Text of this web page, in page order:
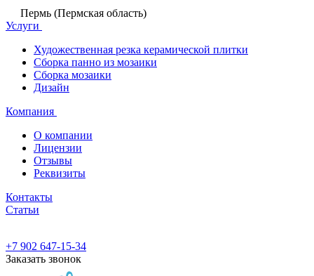
Пермь (Пермская область)
Услуги
Художественная резка керамической плитки
Сборка панно из мозаики
Сборка мозаики
Дизайн
Компания
О компании
Лицензии
Отзывы
Реквизиты
Контакты
Статьи
+7 902 647-15-34
Заказать звонок